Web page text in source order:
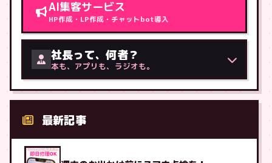
AI集客サービス
HP作成・LP作成・チャットbot導入
社長って、何者？
本も、アプリも、ラジオも。
最新記事